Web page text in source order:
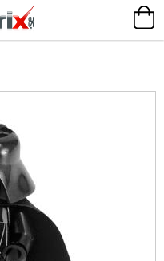
i varukorgen